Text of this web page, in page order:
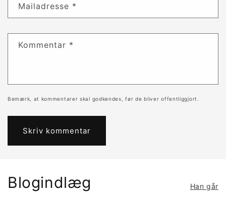
Mailadresse *
Kommentar *
Bemærk, at kommentarer skal godkendes, før de bliver offentliggjort.
Blogindlæg Han går